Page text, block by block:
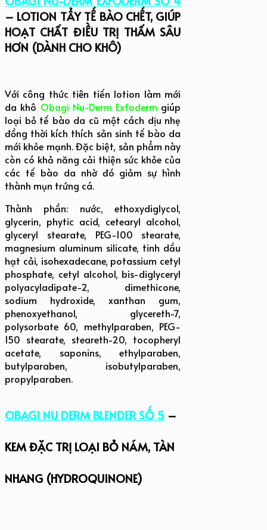
– LOTION TẨY TẾ BÀO CHẾT, GIÚP
HOẠT CHẤT ĐIỀU TRỊ THẤM SÂU
HƠN (DÀNH CHO KHÔ)
Với công thức tiên tiến lotion làm mới
da khô Obagi Nu-Derm Exfoderm giúp
loại bỏ tế bào da cũ một cách dịu nhẹ
đồng thời kích thích sản sinh tế bào da
mới khỏe mạnh. Đặc biệt, sản phẩm này
còn có khả năng cải thiện sức khỏe của
các tế bào da nhờ đó giảm sự hình
thành mụn trứng cá.
Thành phần: nước, ethoxydiglycol,
glycerin, phytic acid, cetearyl alcohol,
glyceryl stearate, PEG-100 stearate,
magnesium aluminum silicate, tinh dầu
hạt cải, isohexadecane, potassium cetyl
phosphate, cetyl alcohol, bis-diglyceryl
polyacyladipate-2, dimethicone,
sodium hydroxide, xanthan gum,
phenoxyethanol, glycereth-7,
polysorbate 60, methylparaben, PEG-
150 stearate, steareth-20, tocopheryl
acetate, saponins, ethylparaben,
butylparaben, isobutylparaben,
propylparaben.
OBAGI NU DERM BLENDER SỐ 5 –
KEM ĐẶC TRỊ LOẠI BỎ NÁM, TÀN
NHANG (HYDROQUINONE)